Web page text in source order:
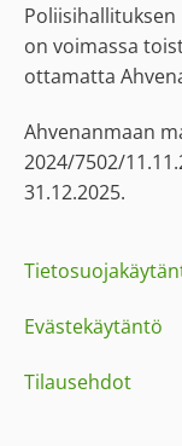
Poliisihallituksen
on voimassa
ottamatta
Ahvenanmaan
2024/7502/
31.12.2025.
Evästekäytäntö
Tilausehdot